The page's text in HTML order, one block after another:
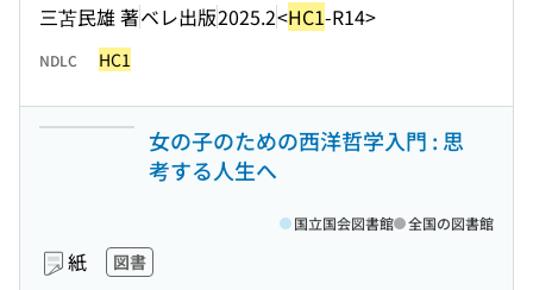
三苫民雄 著ベレ出版2025.2<HC1-R14>
NDLC HC1
女の子のための西洋哲学入門 : 思
考する人生へ
紙 図書
国立国会図書館 全国の図書館